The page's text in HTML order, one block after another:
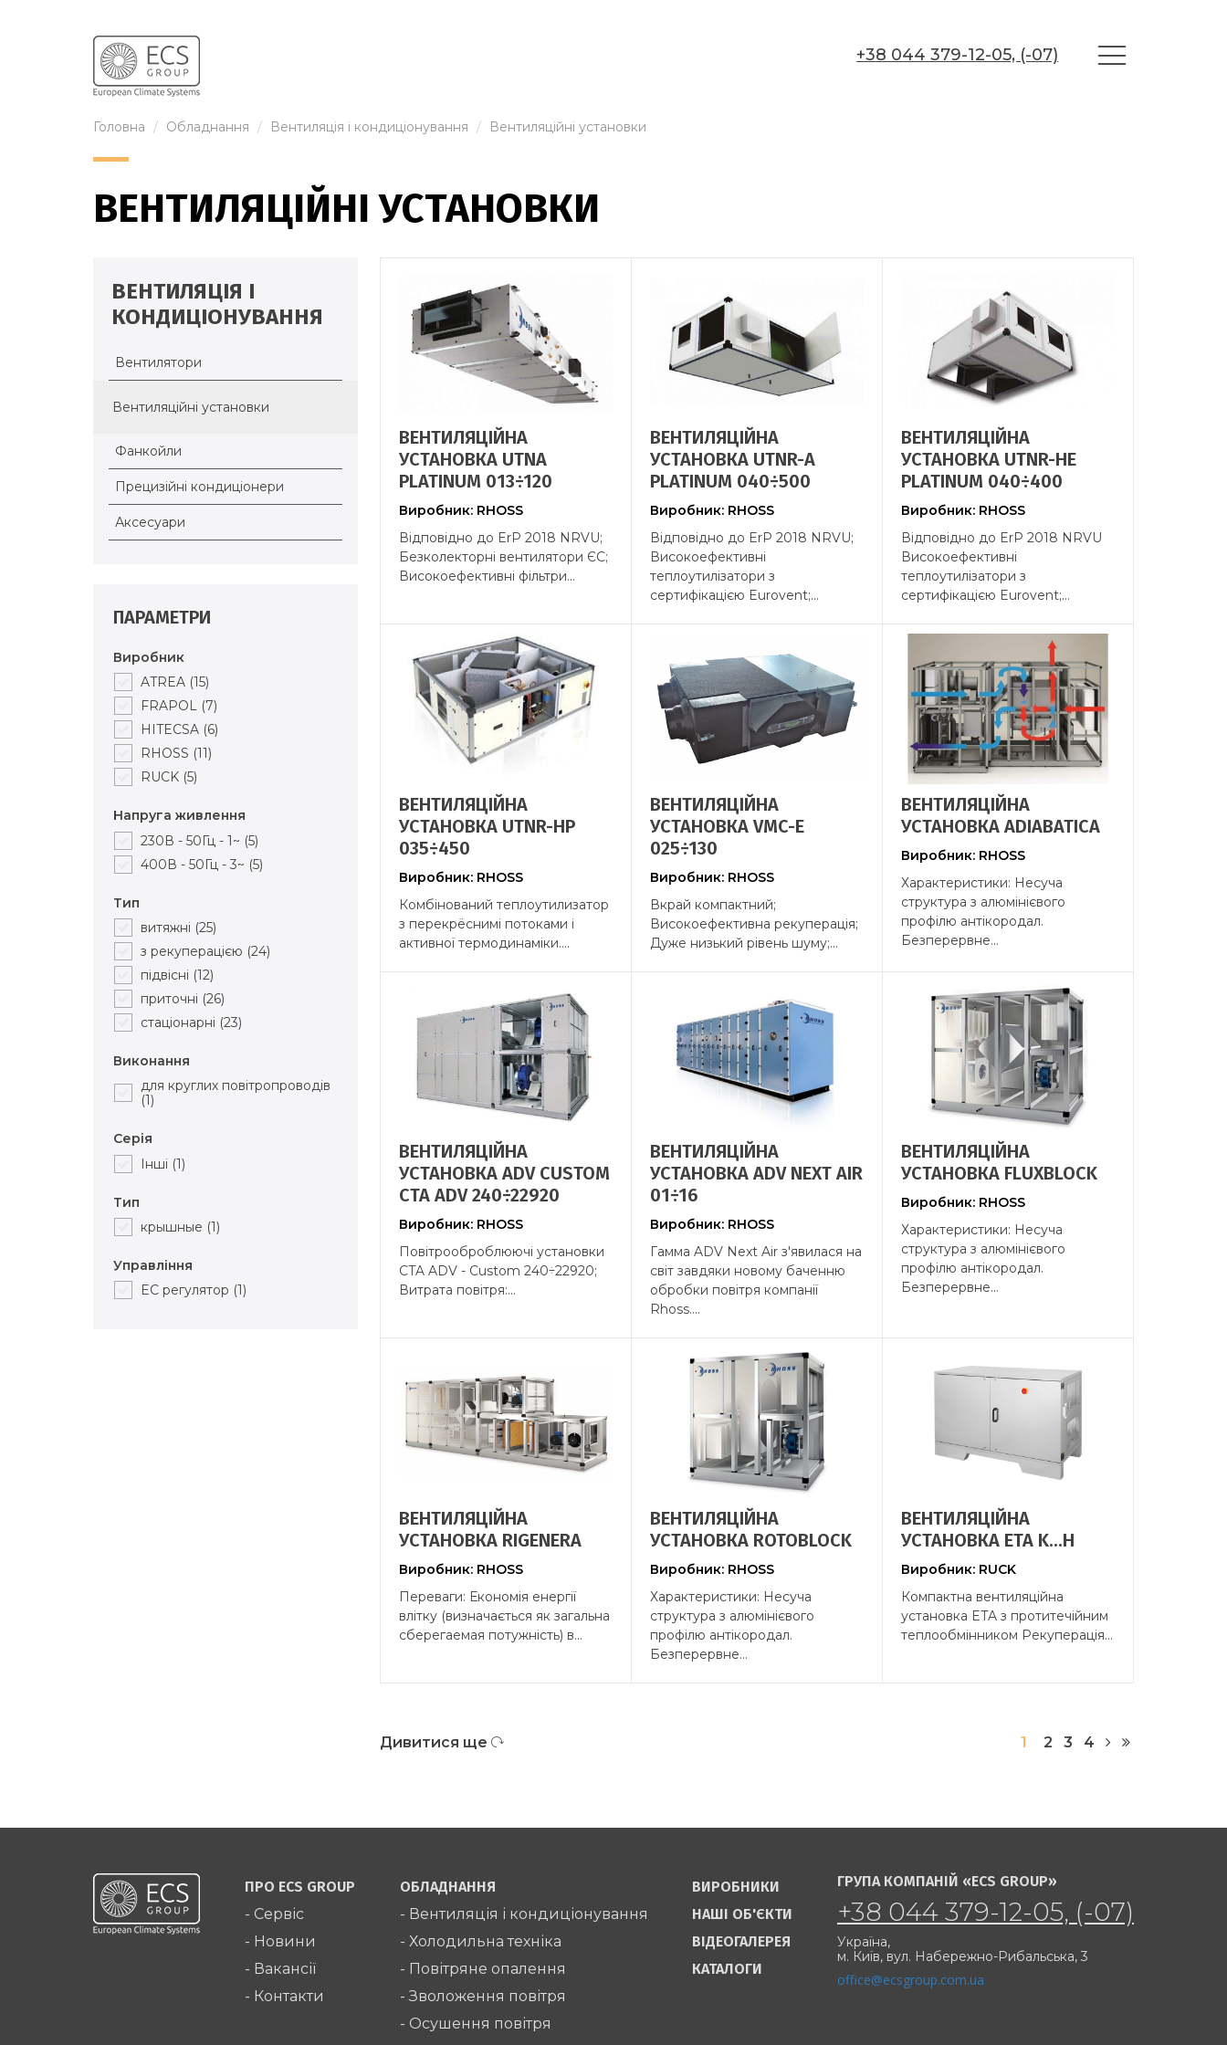
+38 044 379-12-05, (-07)
Головна Обладнання Вентиляція і кондиціонування Вентиляційні установки
ВЕНТИЛЯЦІЙНІ УСТАНОВКИ
ВЕНТИЛЯЦІЯ І
КОНДИЦІОНУВАННЯ
Вентилятори
Вентиляційні установки
Фанкойли
Прецизійні кондиціонери
Аксесуари
ПАРАМЕТРИ
Виробник
ATREA (15)
FRAPOL (7)
HITECSA (6)
RHOSS (11)
RUCK (5)
Напруга живлення
230В - 50Гц - 1~ (5)
400В - 50Гц - 3~ (5)
Тип
витяжні (25)
з рекуперацією (24)
підвісні (12)
приточні (26)
стаціонарні (23)
Виконання
для круглих повітропроводів
(1)
Серія
Інші (1)
Тип
крышные (1)
Управління
EC регулятор (1)
ВЕНТИЛЯЦІЙНА
УСТАНОВКА UTNA
PLATINUM 013÷120
Виробник: RHOSS
Відповідно до ErP 2018 NRVU;
Безколекторні вентилятори ЄС;
Високоефективні фільтри...
ВЕНТИЛЯЦІЙНА
УСТАНОВКА UTNR-A
PLATINUM 040÷500
Виробник: RHOSS
Відповідно до ErP 2018 NRVU;
Високоефективні
теплоутилізатори з
сертифікацією Eurovent;...
ВЕНТИЛЯЦІЙНА
УСТАНОВКА UTNR-HE
PLATINUM 040÷400
Виробник: RHOSS
Відповідно до ErP 2018 NRVU
Високоефективні
теплоутилізатори з
сертифікацією Eurovent;...
ВЕНТИЛЯЦІЙНА
УСТАНОВКА UTNR-HP
035÷450
Виробник: RHOSS
Комбінований теплоутилизатор
з перекрёснимі потоками і
активної термодинаміки....
ВЕНТИЛЯЦІЙНА
УСТАНОВКА VMC-E
025÷130
Виробник: RHOSS
Вкрай компактний;
Високоефективна рекуперація;
Дуже низький рівень шуму;...
ВЕНТИЛЯЦІЙНА
УСТАНОВКА ADIABATICA
Виробник: RHOSS
Характеристики: Несуча
структура з алюмінієвого
профілю антікородал.
Безперервне...
ВЕНТИЛЯЦІЙНА
УСТАНОВКА ADV CUSTOM
CTA ADV 240÷22920
Виробник: RHOSS
Повітрооброблюючі установки
CTA ADV - Custom 240÷22920;
Витрата повітря:...
ВЕНТИЛЯЦІЙНА
УСТАНОВКА ADV NEXT AIR
01÷16
Виробник: RHOSS
Гамма ADV Next Air з'явилася на
світ завдяки новому баченню
обробки повітря компанії
Rhoss....
ВЕНТИЛЯЦІЙНА
УСТАНОВКА FLUXBLOCK
Виробник: RHOSS
Характеристики: Несуча
структура з алюмінієвого
профілю антікородал.
Безперервне...
ВЕНТИЛЯЦІЙНА
УСТАНОВКА RIGENERA
Виробник: RHOSS
Переваги: Економія енергії
влітку (визначається як загальна
сберегаемая потужність) в...
ВЕНТИЛЯЦІЙНА
УСТАНОВКА ROTOBLOCK
Виробник: RHOSS
Характеристики: Несуча
структура з алюмінієвого
профілю антікородал.
Безперервне...
ВЕНТИЛЯЦІЙНА
УСТАНОВКА ETA K...H
Виробник: RUCK
Компактна вентиляційна
установка ETA з протитечійним
теплообмінником Рекуперація...
1 2 3 4
Дивитися ще
ПРО ECS GROUP
- Сервіс
- Новини
- Вакансії
- Контакти
ОБЛАДНАННЯ
- Вентиляція і кондиціонування
- Холодильна техніка
- Повітряне опалення
- Зволоження повітря
- Осушення повітря
ВИРОБНИКИ
НАШІ ОБ'ЄКТИ
ВІДЕОГАЛЕРЕЯ
КАТАЛОГИ
ГРУПА КОМПАНІЙ «ECS GROUP»
+38 044 379-12-05, (-07)
Україна,
м. Київ, вул. Набережно-Рибальська, 3
office@ecsgroup.com.ua